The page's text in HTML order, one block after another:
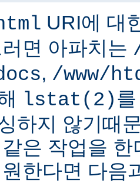
URI에 대
면 아파치는
, /www/
lstat(2)
하지 않기때
은 작업을
한다면 다음